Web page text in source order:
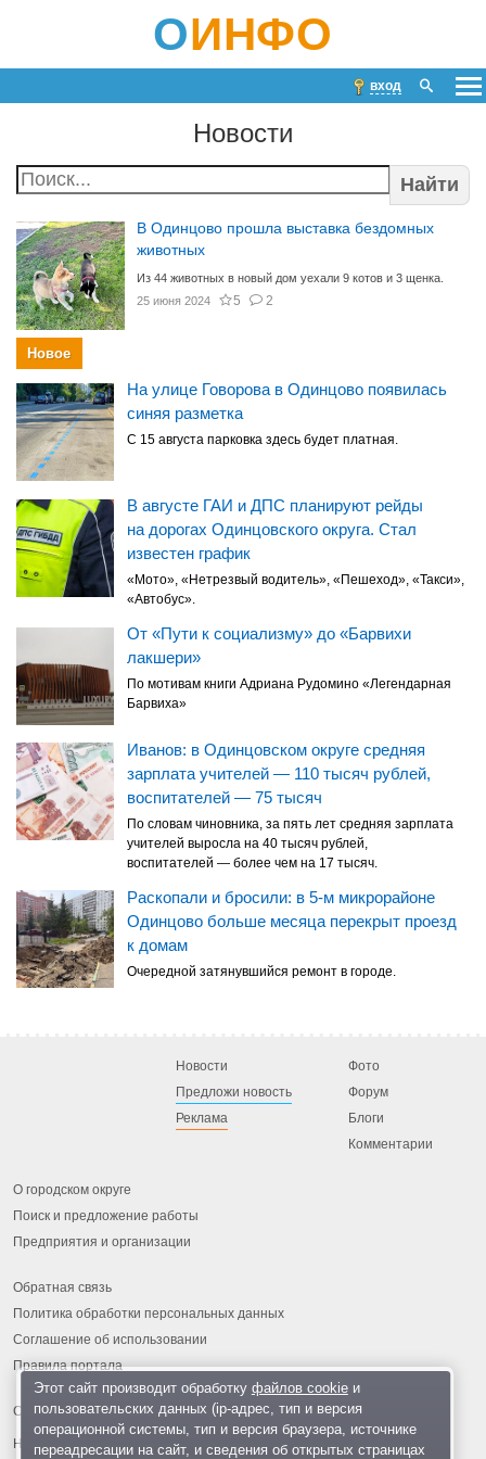
ОИНФО
вход
Новости
Найти
В Одинцово прошла выставка бездомных
животных
Из 44 животных в новый дом уехали 9 котов и 3 щенка.
25 июня 2024
5 2
Новое
На улице Говорова в Одинцово появилась
синяя разметка
С 15 августа парковка здесь будет платная.
В августе ГАИ и ДПС планируют рейды
на дорогах Одинцовского округа. Стал
известен график
«Мото», «Нетрезвый водитель», «Пешеход», «Такси»,
«Автобус».
От «Пути к социализму» до «Барвихи
лакшери»
По мотивам книги Адриана Рудомино «Легендарная
Барвиха»
Иванов: в Одинцовском округе средняя
зарплата учителей — 110 тысяч рублей,
воспитателей — 75 тысяч
По словам чиновника, за пять лет средняя зарплата
учителей выросла на 40 тысяч рублей,
воспитателей — более чем на 17 тысяч.
Раскопали и бросили: в 5-м микрорайоне
Одинцово больше месяца перекрыт проезд
к домам
Очередной затянувшийся ремонт в городе.
Новости
Предложи новость
Реклама
Фото
Форум
Блоги
Комментарии
О городском округе
Поиск и предложение работы
Предприятия и организации
Обратная связь
Политика обработки персональных данных
Соглашение об использовании
Правила портала
На информационном ресурсе применяются рекомендательные
Этот сайт производит обработку файлов cookieи
пользовательских данных (ip-адрес, тип и версия
операционной системы, тип и версия браузера, источнике
переадресации на сайт, и сведения об открытых страницах